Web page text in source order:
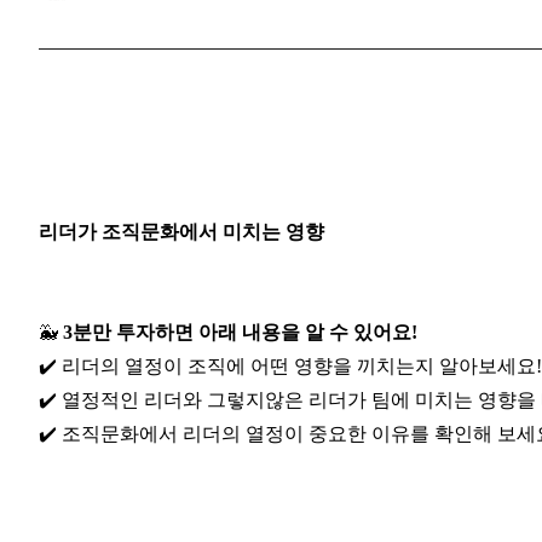
리더가 조직문화에서 미치는 영향
🐳 3분만 투자하면 아래 내용을 알 수 있어요!
✔️ 리더의 열정이 조직에 어떤 영향을 끼치는지 알아보세요!
✔️ 열정적인 리더와 그렇지않은 리더가 팀에 미치는 영향을
✔️ 조직문화에서 리더의 열정이 중요한 이유를 확인해 보세